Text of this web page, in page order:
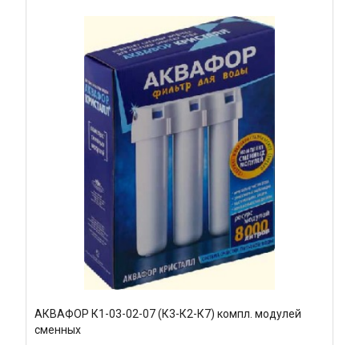
АКВАФОР К1-03-02-07 (К3-К2-К7) компл. модулей
сменных